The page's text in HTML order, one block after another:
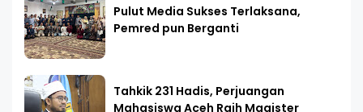
Pulut Media Sukses Terlaksana,
Pemred pun Berganti
Tahkik 231 Hadis, Perjuangan
Mahasiswa Aceh Raih Magister